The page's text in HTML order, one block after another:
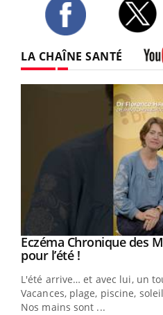
LA CHAÎNE SANTÉ
Youtube
Eczéma Chronique des
pour l’été !Youtube
L'été arrive… et avec lui, un
Vacances, plage, piscine,
Nos mains sont ...